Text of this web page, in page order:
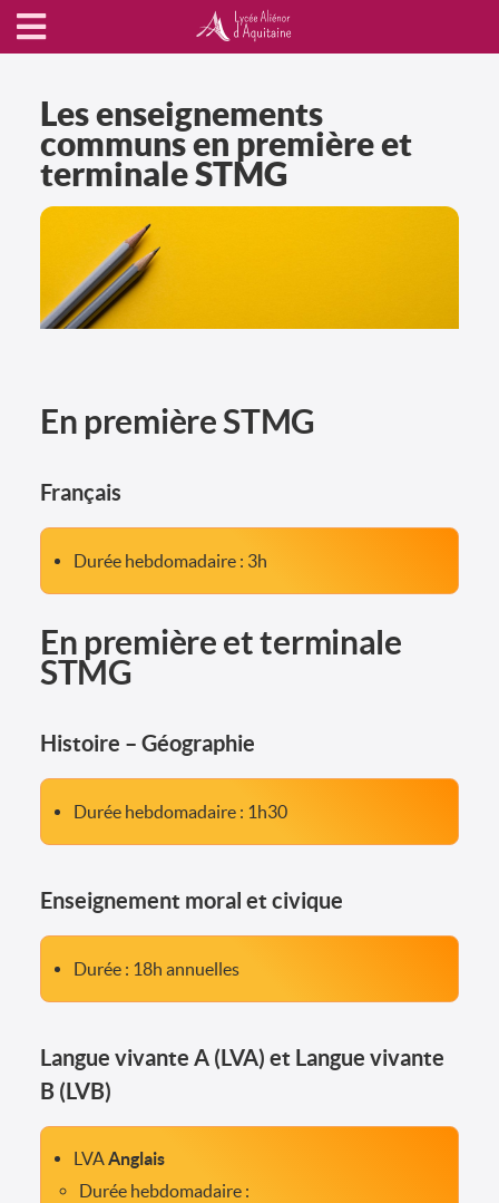
Les enseignements
communs en première et
terminale STMG
En première STMG
Français
Durée hebdomadaire : 3h
En première et terminale
STMG
Histoire – Géographie
Durée hebdomadaire : 1h30
Enseignement moral et civique
Durée : 18h annuelles
Langue vivante A (LVA) et Langue vivante
B (LVB)
LVAAnglais
Durée hebdomadaire :